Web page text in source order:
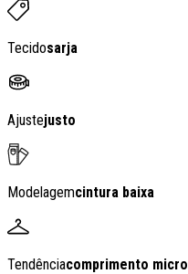
Tecidosarja
Ajustejusto
Modelagemcintura baixa
Tendênciacomprimento micro